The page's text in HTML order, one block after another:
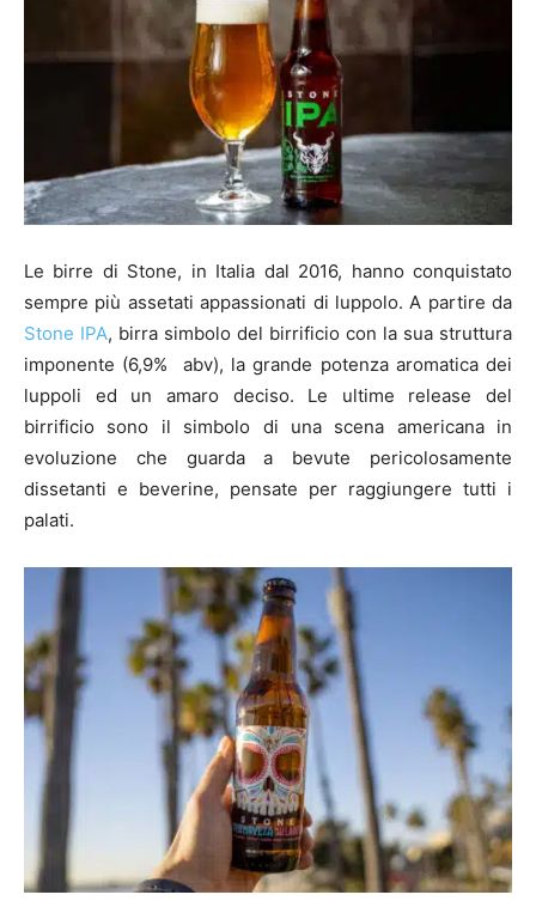
Le birre di Stone, in Italia dal 2016, hanno conquistato
sempre più assetati appassionati di luppolo. A partire da
Stone IPA, birra simbolo del birrificio con la sua struttura
imponente (6,9% abv), la grande potenza aromatica dei
luppoli ed un amaro deciso. Le ultime release del
birrificio sono il simbolo di una scena americana in
evoluzione che guarda a bevute pericolosamente
dissetanti e beverine, pensate per raggiungere tutti i
palati.